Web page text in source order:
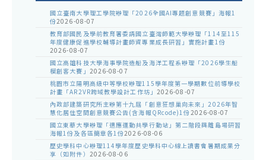
國立臺南大學理工學院辦理「2026全國AI專題創意競賽」海報1
份2026-08-07
教育部國民及學前教育署委請國立臺灣師範大學辦理「114至115
年度健康促進學校輔導計畫師資專業成長研習」實施計畫1份
2026-08-07
國立高雄科技大學海事學院造船及海洋工程系辦理「2026學生船
模創客大賽」 2026-08-07
桃園市立陽明高級中等學校辦理115學年度第一學期數位前導學校
計畫「AR2VR跨域教學設計工作坊」 2026-08-07
內政部建築研究所主辦第十九屆「創意狂想巢向未來」2026年智
慧化居住空間創意競賽公告(含海報QRcode)1份2026-08-07
國立東華大學辦理「適應運動共學行動站」第二階段與離島場研習
海報1份及各區簡章各1份2026-08-06
歷史學科中心辦理114學年度歷史學科中心線上讀書會暑期成果分
享（如附件） 2026-08-06